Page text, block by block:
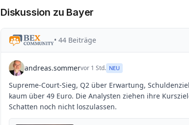
Diskussion zu Bayer